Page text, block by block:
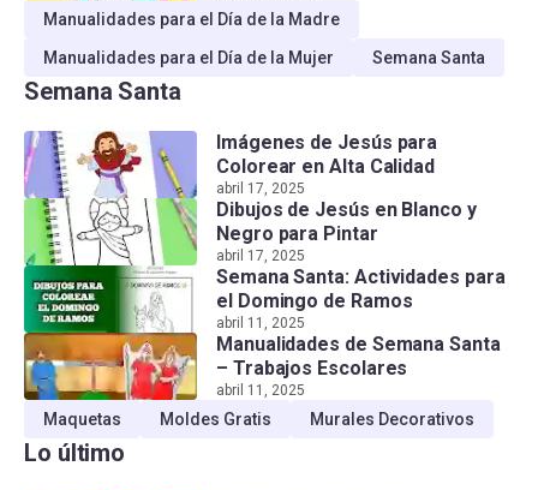
Manualidades para el Día de la Madre
Manualidades para el Día de la Mujer
Semana Santa
Semana Santa
Imágenes de Jesús para
Colorear en Alta Calidad
abril 17, 2025
Dibujos de Jesús en Blanco y
Negro para Pintar
abril 17, 2025
Semana Santa: Actividades para
el Domingo de Ramos
abril 11, 2025
Manualidades de Semana Santa
– Trabajos Escolares
abril 11, 2025
Maquetas Moldes Gratis Murales Decorativos
Lo último